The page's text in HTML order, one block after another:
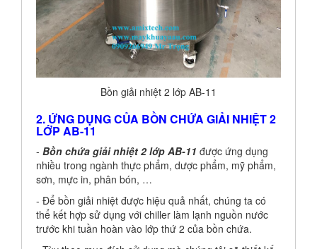
Bồn giải nhiệt 2 lớp AB-11
2. ỨNG DỤNG CỦA BỒN CHỨA GIẢI NHIỆT 2
LỚP AB-11
- Bồn chứa giải nhiệt 2 lớp AB-11 được ứng dụng
nhiều trong ngành thực phẩm, dược phẩm, mỹ phẩm,
sơn, mực in, phân bón, …
- Để bồn giải nhiệt được hiệu quả nhất, chúng ta có
thể kết hợp sử dụng với chiller làm lạnh nguồn nước
trước khi tuần hoàn vào lớp thứ 2 của bồn chứa.